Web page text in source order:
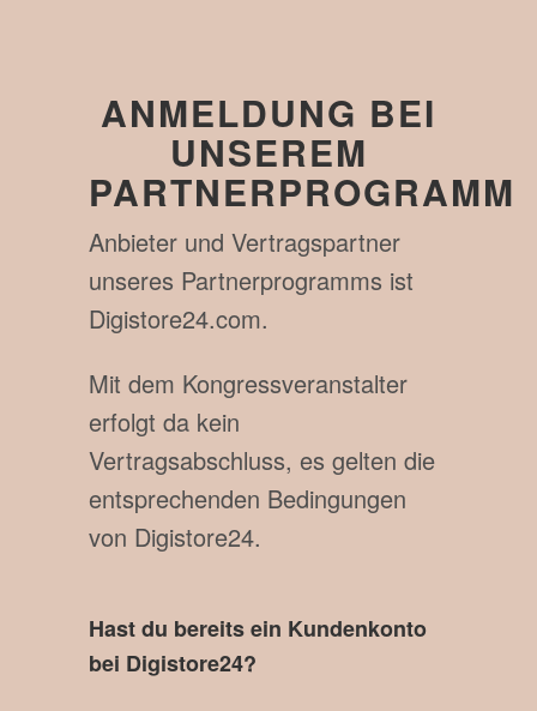
ANMELDUNG BEI
UNSEREM
PARTNERPROGRAMM
Anbieter und Vertragspartner
unseres Partnerprogramms ist
Digistore24.com.
Mit dem Kongressveranstalter
erfolgt da kein
Vertragsabschluss, es gelten die
entsprechenden Bedingungen
von Digistore24.
Hast du bereits ein Kundenkonto
bei Digistore24?